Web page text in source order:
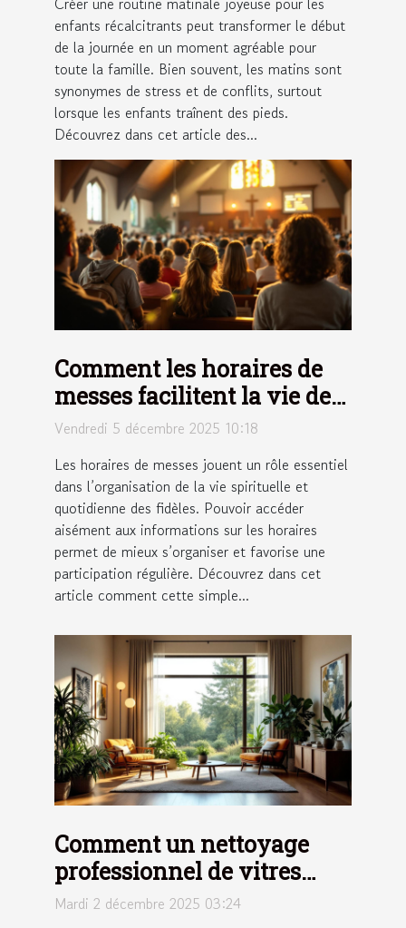
enfants récalcitrants peut transformer le début
de la journée en un moment agréable pour
toute la famille. Bien souvent, les matins sont
synonymes de stress et de conflits, surtout
lorsque les enfants traînent des pieds.
Découvrez dans cet article des...
Comment les horaires de
messes facilitent la vie des
fidèles ?
Vendredi 5 décembre 2025 10:18
Les horaires de messes jouent un rôle essentiel
dans l’organisation de la vie spirituelle et
quotidienne des fidèles. Pouvoir accéder
aisément aux informations sur les horaires
permet de mieux s’organiser et favorise une
participation régulière. Découvrez dans cet
article comment cette simple...
Comment un nettoyage
professionnel de vitres
peut transformer votre
Mardi 2 décembre 2025 03:24